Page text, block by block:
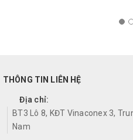
THÔNG TIN LIÊN HỆ
Địa chỉ:
BT3 Lô 8, KĐT Vinaconex 3,
Nam